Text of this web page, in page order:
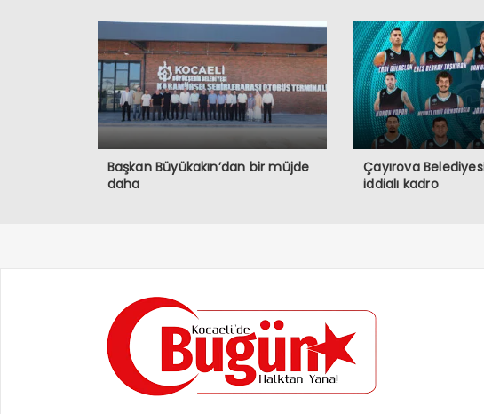
Başkan Büyükakın’dan bir müjde
daha
Çayırova
iddialı kadro